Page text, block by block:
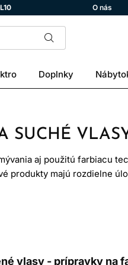
O nás
Doplnky
SUCHÉ
aj použitú farbiacu
produkty majú rozdielne
pomáha s
vlasy - prípravky na